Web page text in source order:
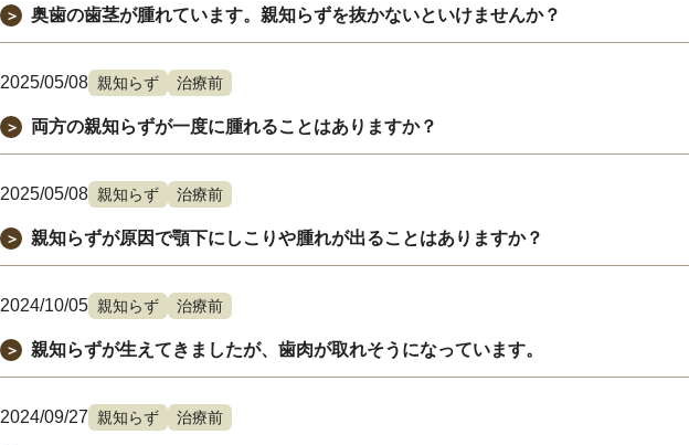
＞ 奥歯の歯茎が腫れています。親知らずを抜かないといけませんか？
2025/05/08 親知らず 治療前
＞ 両方の親知らずが一度に腫れることはありますか？
2025/05/08 親知らず 治療前
＞ 親知らずが原因で顎下にしこりや腫れが出ることはありますか？
2024/10/05 親知らず 治療前
＞ 親知らずが生えてきましたが、歯肉が取れそうになっています。
2024/09/27 親知らず 治療前